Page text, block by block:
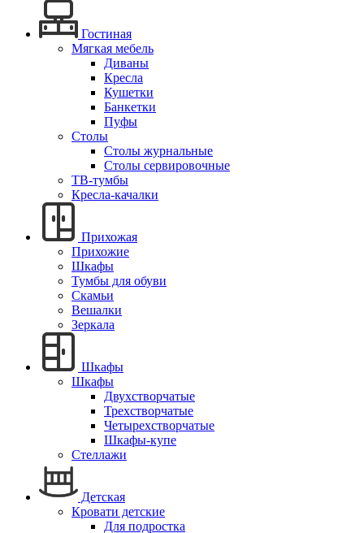
Гостиная
Мягкая мебель
Диваны
Кресла
Кушетки
Банкетки
Пуфы
Столы
Столы журнальные
Столы сервировочные
ТВ-тумбы
Кресла-качалки
Прихожая
Прихожие
Шкафы
Тумбы для обуви
Скамьи
Вешалки
Зеркала
Шкафы
Шкафы
Двухстворчатые
Трехстворчатые
Четырехстворчатые
Шкафы-купе
Стеллажи
Детская
Кровати детские
Для подростка